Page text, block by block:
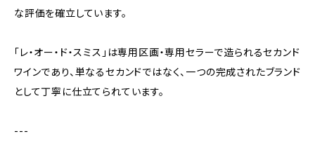
な評価を確立しています。
「レ・オー・ド・スミス」は専用区画・専用セラーで造られるセカンド
ワインであり、単なるセカンドではなく、一つの完成されたブランド
として丁寧に仕立てられています。
---